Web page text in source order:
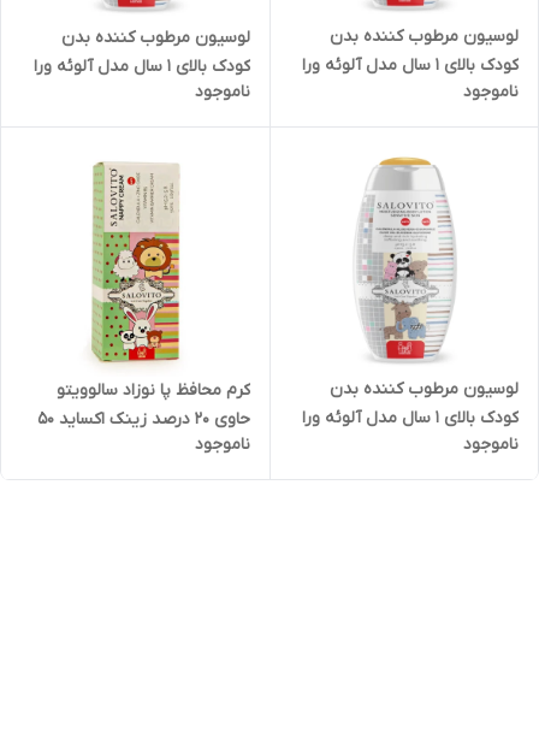
لوسیون مرطوب کننده بدن
کودک بالای ۱ سال مدل آلوئه ورا
سالوویتو حجم ۲۳۰ میل
ناموجود
لوسیون مرطوب کننده بدن
کودک بالای ۱ سال مدل آلوئه ورا
سالوویتو حجم ۲۳۰ میل
ناموجود
لوسیون مرطوب کننده بدن
کودک بالای ۱ سال مدل آلوئه ورا
سالوویتو حجم ۲۳۰ میل
ناموجود
کرم محافظ پا نوزاد سالوویتو
حاوی 20 درصد زینک اکساید ۵۰
میل
ناموجود